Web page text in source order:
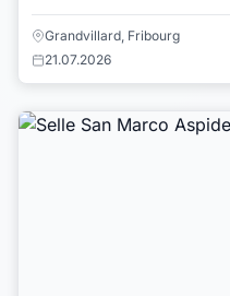
béquille et porte-gourde S...
Grandvillard, Fribourg
21.07.2026